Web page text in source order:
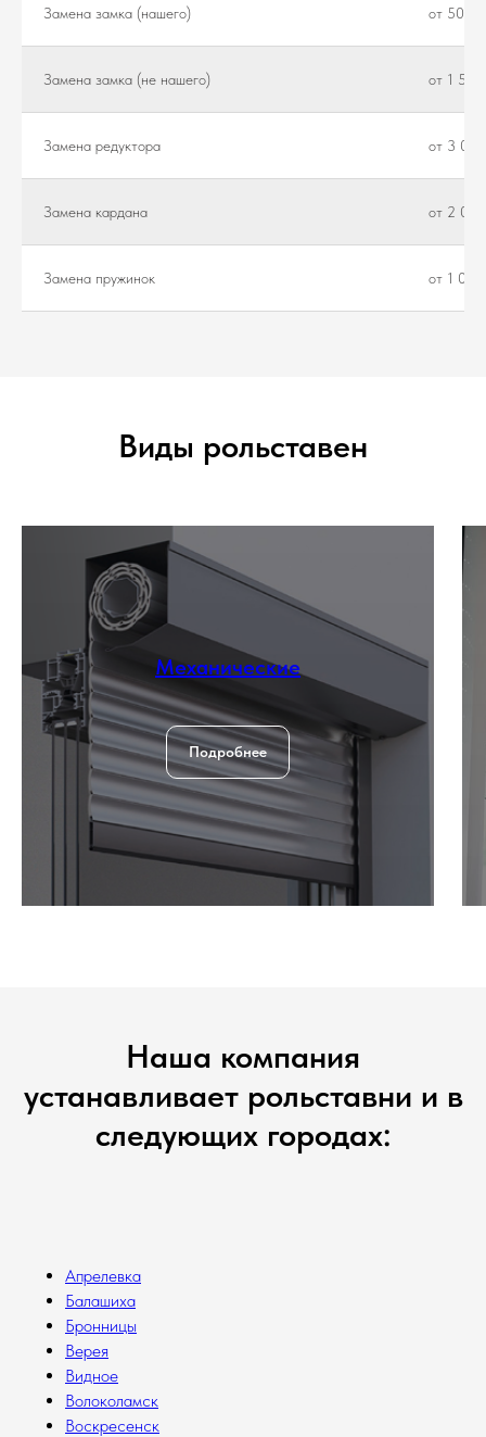
Замена замка (нашего) от 500 ₽
Замена замка (не нашего) от 1
Замена редуктора от 3
Замена кардана от 2
Замена пружинок от 1
Виды рольставен
Механические
Подробнее
Наша компания
устанавливает рольставни и в
следующих городах:
Апрелевка
Балашиха
Бронницы
Верея
Видное
Волоколамск
Воскресенск